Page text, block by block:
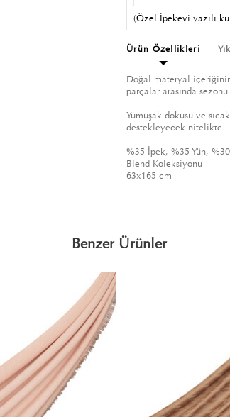
(Özel İpekevi yazılı
Ürün Özellikleri
Doğal materyal
parçalar arasında sezonu
Yumuşak dokusu ve
destekleyecek nitelikte.
%35 İpek, %35 Yün,
Blend Koleksiyonu
63x165 cm
Benzer Ürünler